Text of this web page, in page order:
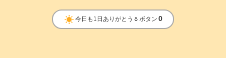
clear_day 今日も1日ありがとう🌷ボタン 0